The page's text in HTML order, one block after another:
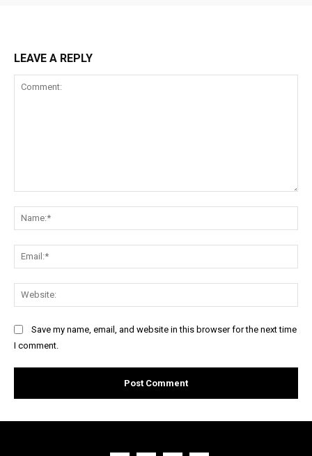
LEAVE A REPLY
Save my name, email, and website in this browser for the next time
I comment.